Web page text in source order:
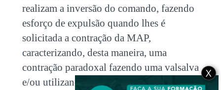
realizam a inversão do comando, fazendo
esforço de expulsão quando lhes é
solicitada a contração da MAP,
caracterizando, desta maneira, uma
contração paradoxal fazendo uma valsalva
e/ou utilizando musculatura acessória,
X